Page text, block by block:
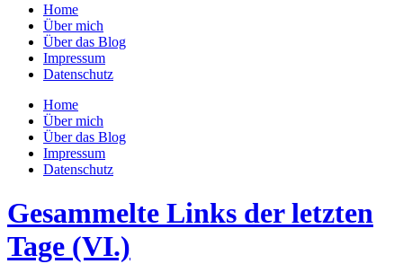
Home
Über mich
Über das Blog
Impressum
Datenschutz
Home
Über mich
Über das Blog
Impressum
Datenschutz
Gesammelte Links der letzten
Tage (VI.)